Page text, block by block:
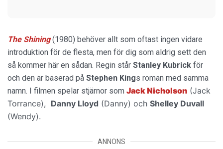
The Shining (1980) behöver allt som oftast ingen vidare
introduktion för de flesta, men för dig som aldrig sett den
så kommer här en sådan. Regin står Stanley Kubrick för
och den är baserad på Stephen Kings roman med samma
namn. I filmen spelar stjärnor som Jack Nicholson (Jack
Torrance), Danny Lloyd (Danny) och Shelley Duvall
(Wendy).
ANNONS